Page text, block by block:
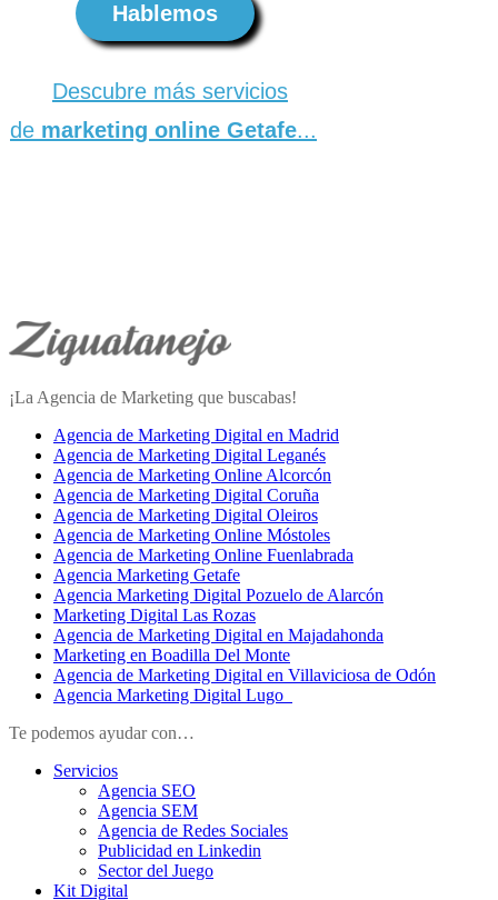
Hablemos
Descubre más servicios
de marketing online Getafe...
¡La Agencia de Marketing que buscabas!
Agencia de Marketing Digital en Madrid
Agencia de Marketing Digital Leganés
Agencia de Marketing Online Alcorcón
Agencia de Marketing Digital Coruña
Agencia de Marketing Digital Oleiros
Agencia de Marketing Online Móstoles
Agencia de Marketing Online Fuenlabrada
Agencia Marketing Getafe
Agencia Marketing Digital Pozuelo de Alarcón
Marketing Digital Las Rozas
Agencia de Marketing Digital en Majadahonda
Marketing en Boadilla Del Monte
Agencia de Marketing Digital en Villaviciosa de Odón
Agencia Marketing Digital Lugo
Te podemos ayudar con…
Servicios
Agencia SEO
Agencia SEM
Agencia de Redes Sociales
Publicidad en Linkedin
Sector del Juego
Kit Digital